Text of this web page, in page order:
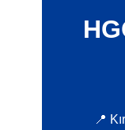
📍